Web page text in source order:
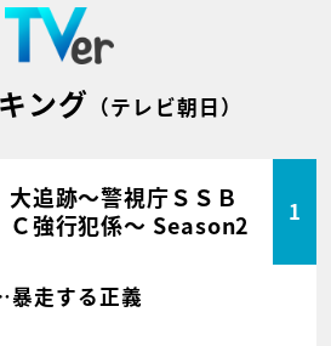
ング （テレビ朝日）
大追跡～警視庁ＳＳＢ
Ｃ強行犯係～ Season2
1
走する正義